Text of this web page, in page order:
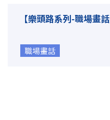
【樂頭路系列-職場畫
職場畫話